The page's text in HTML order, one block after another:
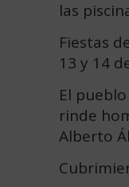
las
Fiestas
13 y 14
El
rinde
Alberto